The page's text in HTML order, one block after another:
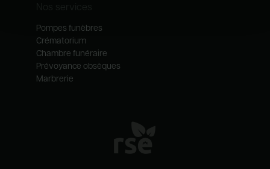
Pompes funèbres
Crématorium
Chambre funéraire
Prévoyance obsèques
Marbrerie